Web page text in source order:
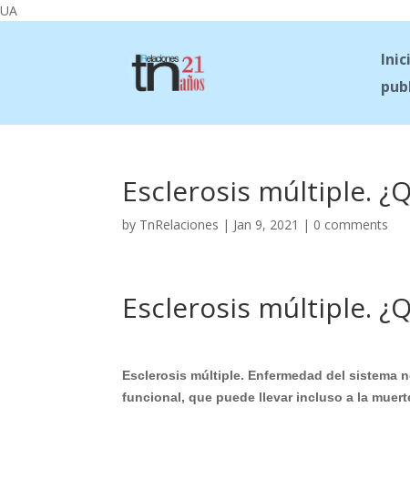
UA
Esclerosis múltiple.
by TnRelaciones | Jan 9, 2021 | 0 comments
Esclerosis múltiple.
Esclerosis múltiple. Enfermedad del sistema
funcional, que puede llevar incluso a la